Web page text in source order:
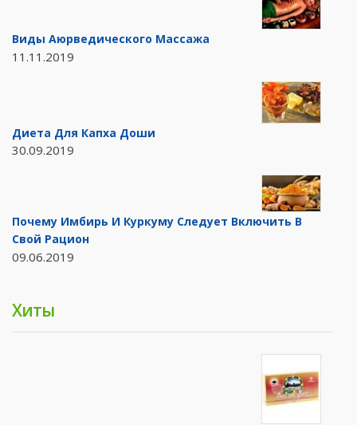
Виды Аюрведического Массажа
11.11.2019
Диета Для Капха Доши
30.09.2019
Почему Имбирь И Куркуму Следует Включить В
Свой Рацион
09.06.2019
Хиты